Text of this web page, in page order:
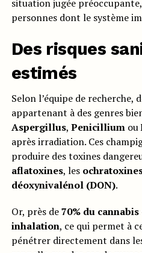
situation jugée
personnes dont le système
Des risques
estimés
Selon l’équipe de recherche,
appartenant à des genres
Aspergillus, Penicilliumou
après irradiation. Ces
produire des toxines
aflatoxines, les
déoxynivalénol (DON).
Or, près de70% du
inhalation, ce qui permet à
pénétrer directement dans